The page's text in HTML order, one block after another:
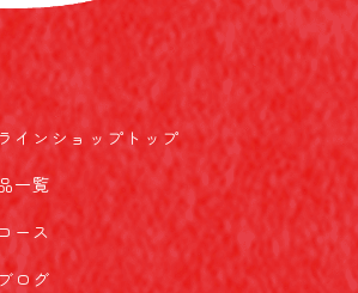
インショップトップ
一覧
ース
ログ